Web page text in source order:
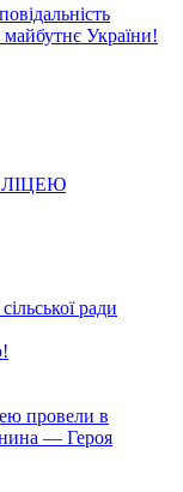
майбутнє України!
ради
провели в
— Героя